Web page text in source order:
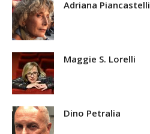
Adriana Piancastelli
Maggie S. Lorelli
Dino Petralia